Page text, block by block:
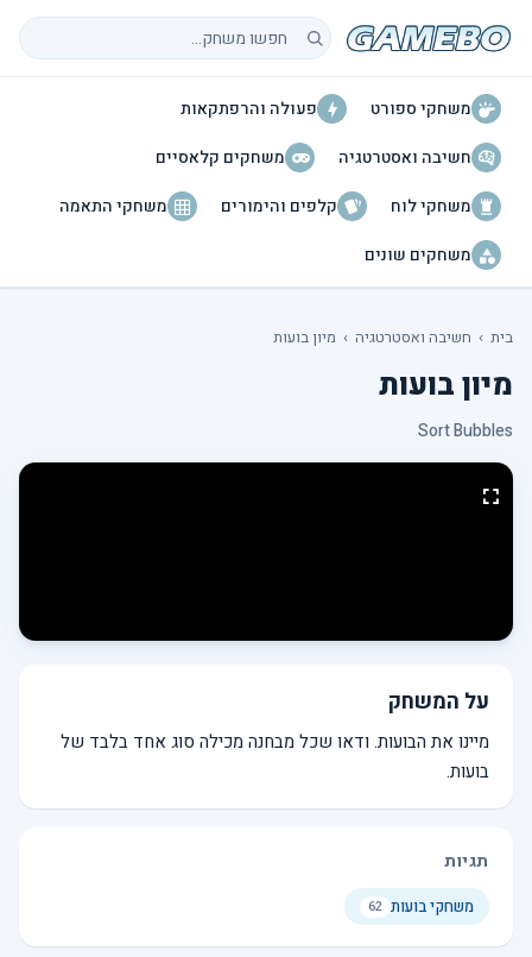
חיפוש משחקים
משחקי ספורט
פעולה והרפתקאות
חשיבה ואסטרטגיה
משחקים קלאסיים
משחקי לוח
קלפים והימורים
משחקי התאמה
משחקים שונים
בית › חשיבה ואסטרטגיה › מיון בועות
מיון בועות
Sort Bubbles
על המשחק
מיינו את הבועות. ודאו שכל מבחנה מכילה סוג אחד בלבד של
בועות.
תגיות
משחקי בועות 62